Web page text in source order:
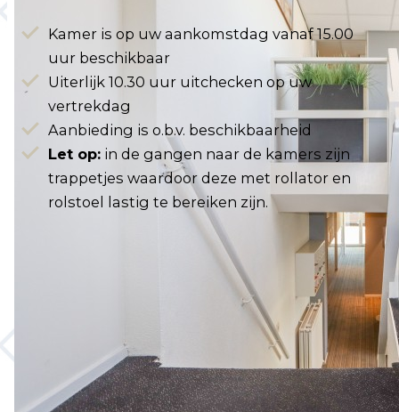
Kamer is op uw aankomstdag vanaf 15.00
uur beschikbaar
Uiterlijk 10.30 uur uitchecken op uw
vertrekdag
Aanbieding is o.b.v. beschikbaarheid
Let op: in de gangen naar de kamers zijn
trappetjes waardoor deze met rollator en
rolstoel lastig te bereiken zijn.
Hotel de Boei is een kleinschalig en knus
familiehotel in Egmond aan Zee en beschikt
over hotelkamers en appartementen voor 2 tot